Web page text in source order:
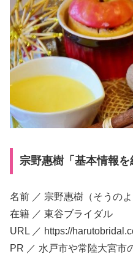
宗野惠樹「基本情報
名前 ／ 宗野惠樹（そうのよ
在籍 ／ 東谷ブライダル
URL ／ https://
PR ／ 水戸市や常陸大宮市